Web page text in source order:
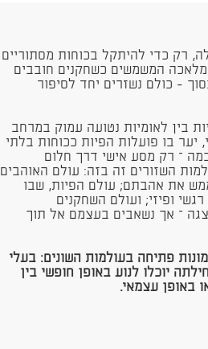
רק כדי להיתקל בכוחות מסתוריים
המשמשים כשחקנים חובבים
- כולם נשזרים יחד לסיפור
בין לאומיות נטועה עמוק במרחב
יער בו פועלות הפיות ככוחות בלתי
– רק מסע אישי דרך חלום
השזורים זה בזה: עולם האוהבים
את אהבתם; עולם הפיות, שבו
ופיזי; ועולם השחקנים
– אך נשאבים בעצמם אל תוך
פתיחה בעולמות השונים: בעלי
יוכלו לנוע באופן חופשי בין
באופן עצמאי.